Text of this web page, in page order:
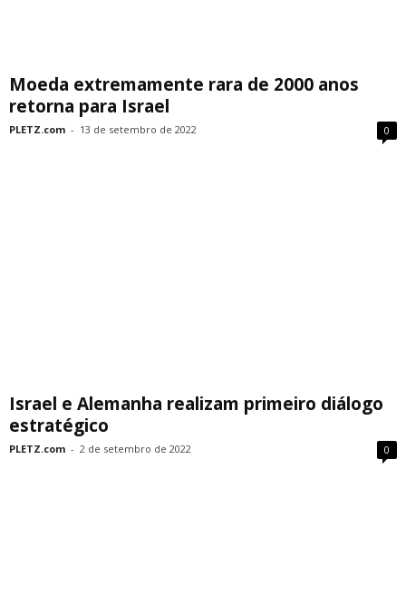
Moeda extremamente rara de 2000 anos
retorna para Israel
PLETZ.com - 13 de setembro de 2022 0
Israel e Alemanha realizam primeiro diálogo
estratégico
PLETZ.com - 2 de setembro de 2022 0